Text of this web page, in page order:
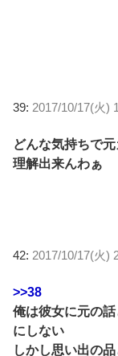
39: 2017/10/17(火)
どんな気持ちで
理解出来んわぁ
42: 2017/10/17(火)
>>38
俺は彼女に元の
にしない
しかし思い出の